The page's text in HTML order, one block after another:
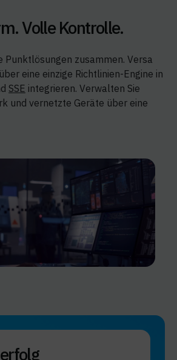
Volle Kontrolle.
Punktlösungen zusammen. Versa
eine einzige Richtlinien-Engine in
SSE integrieren. Verwalten Sie
und vernetzte Geräte über eine